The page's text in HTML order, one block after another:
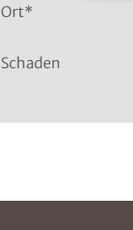
Ort*
Schaden